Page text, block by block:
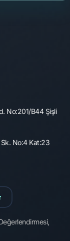
No:201/B44 Şişli
No:4 Kat:23